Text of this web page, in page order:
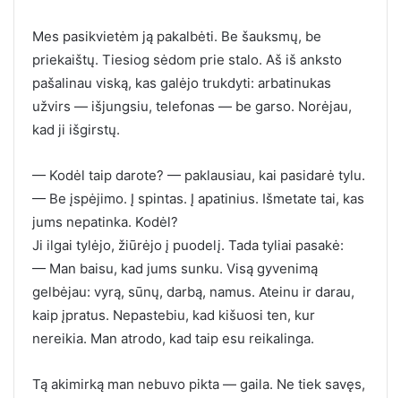
Mes pasikvietėm ją pakalbėti. Be šauksmų, be
priekaištų. Tiesiog sėdom prie stalo. Aš iš anksto
pašalinau viską, kas galėjo trukdyti: arbatinukas
užvirs — išjungsiu, telefonas — be garso. Norėjau,
kad ji išgirstų.
— Kodėl taip darote? — paklausiau, kai pasidarė tylu.
— Be įspėjimo. Į spintas. Į apatinius. Išmetate tai, kas
jums nepatinka. Kodėl?
Ji ilgai tylėjo, žiūrėjo į puodelį. Tada tyliai pasakė:
— Man baisu, kad jums sunku. Visą gyvenimą
gelbėjau: vyrą, sūnų, darbą, namus. Ateinu ir darau,
kaip įpratus. Nepastebiu, kad kišuosi ten, kur
nereikia. Man atrodo, kad taip esu reikalinga.
Tą akimirką man nebuvo pikta — gaila. Ne tiek savęs,